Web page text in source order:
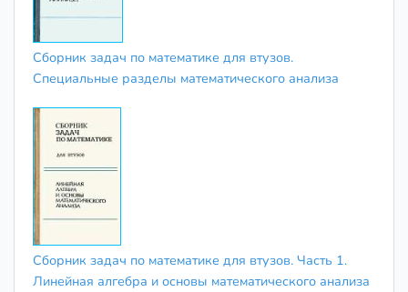
Сборник задач по математике для втузов.
Специальные разделы математического анализа
Сборник задач по математике для втузов. Часть 1.
Линейная алгебра и основы математического анализа